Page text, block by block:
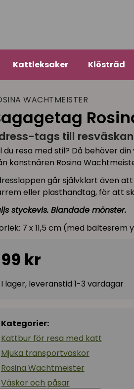
Kattleksaker Klösträd
WACHTMEISTER
tags till
du resa med stil? Då behöver
konstnären Rosina
går självklart även
eller plasthandtag, för att
styckevis. Blandade mönster.
7 x 11,5 cm (med bältesrem
99 kr
I lager, leveranstid 1-3 vardagar
Kategorier:
Kattbur för resa med katt
Mjuka transportväskor
Rosina Wachtmeister
Väskor och påsar